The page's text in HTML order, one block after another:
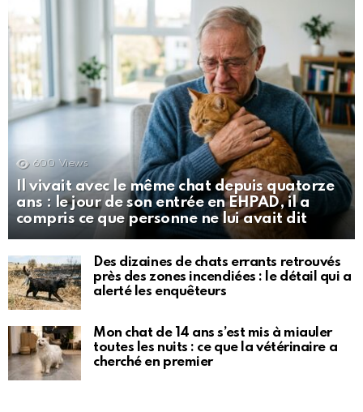
600 Views
Il vivait avec le même chat depuis quatorze
ans : le jour de son entrée en EHPAD, il a
compris ce que personne ne lui avait dit
Des dizaines de chats errants retrouvés
près des zones incendiées : le détail qui a
alerté les enquêteurs
Mon chat de 14 ans s’est mis à miauler
toutes les nuits : ce que la vétérinaire a
cherché en premier